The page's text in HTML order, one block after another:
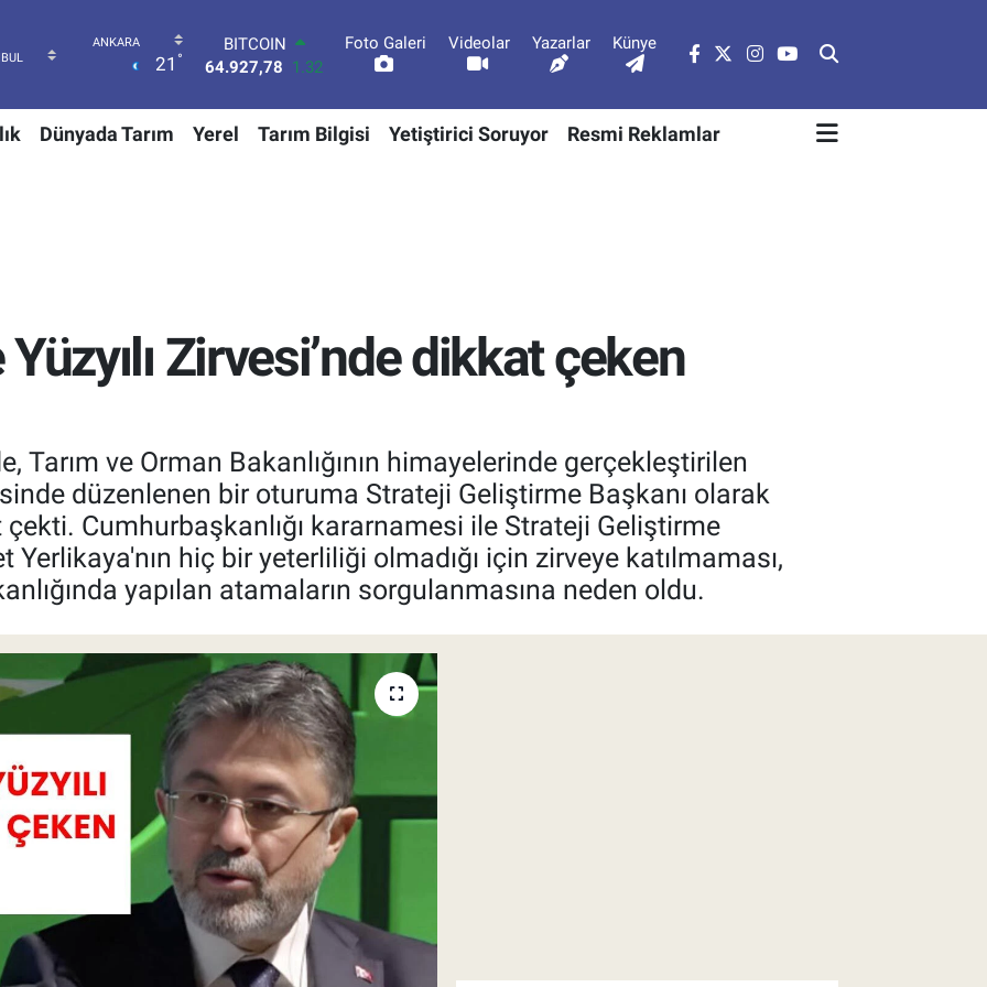
21 °
DOLAR
47,5894
0.08
STERLİN
Foto Galeri Videolar Yazarlar Künye
Dünyada Tarım Yerel Tarım Bilgisi Yetiştirici Soruyor Resmi Reklamlar
Zirvesi’nde dikkat çeken
Tarım ve Orman Bakanlığının himayelerinde gerçekleştirilen
düzenlenen bir oturuma Strateji Geliştirme Başkanı olarak
çekti. Cumhurbaşkanlığı kararnamesi ile Strateji Geliştirme
Yerlikaya'nın hiç bir yeterliliği olmadığı için zirveye katılmaması,
yapılan atamaların sorgulanmasına neden oldu.